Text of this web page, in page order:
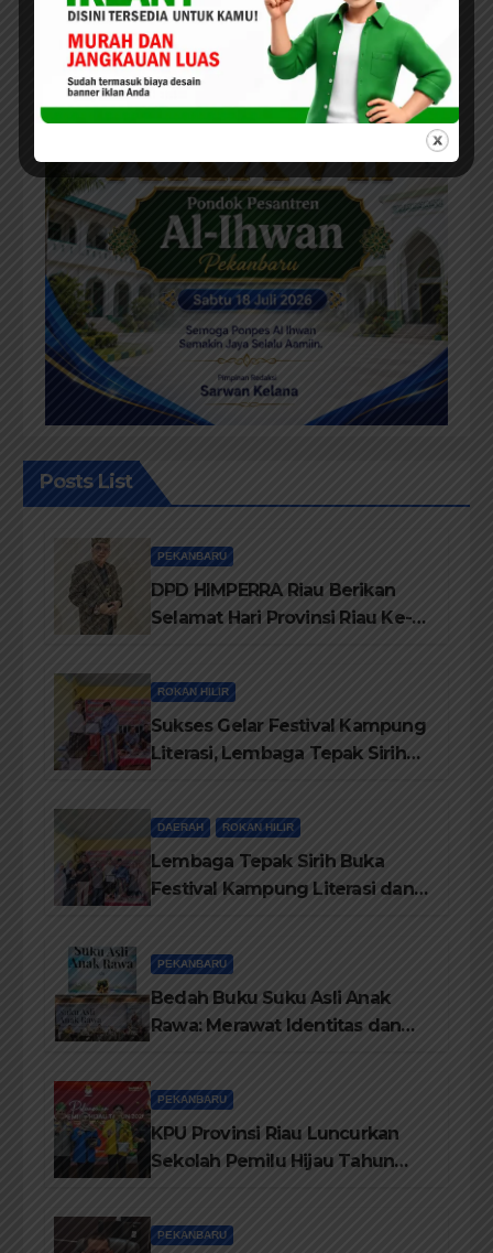
Posts List
PEKANBARU
DPD HIMPERRA Riau Berikan
Selamat Hari Provinsi Riau Ke-
ROKAN HILIR
Sukses Gelar Festival Kampung
Literasi, Lembaga Tepak Sirih
DAERAH ROKAN HILIR
Lembaga Tepak Sirih Buka
Festival Kampung Literasi dan
PEKANBARU
Bedah Buku Suku Asli Anak
Rawa: Merawat Identitas dan
PEKANBARU
KPU Provinsi Riau Luncurkan
Sekolah Pemilu Hijau Tahun
Lingkungan
PEKANBARU